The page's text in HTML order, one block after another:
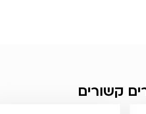
קשורים